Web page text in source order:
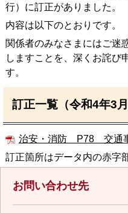
行）に訂正がありました。
内容は以下のとおりです。
関係者のみなさまにはご迷
しますことを、深くお詫び
す。
訂正一覧（令和4年3月
治安・消防 P78 交通
訂正箇所はデータ内の赤字
お問い合わせ先